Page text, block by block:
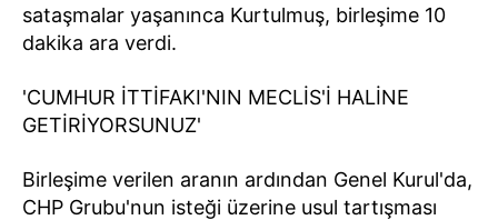
sataşmalar yaşanınca Kurtulmuş, birleşime 10
dakika ara verdi.
'CUMHUR İTTİFAKI'NIN MECLİS'İ HALİNE
GETİRİYORSUNUZ'
Birleşime verilen aranın ardından Genel Kurul'da,
CHP Grubu'nun isteği üzerine usul tartışması